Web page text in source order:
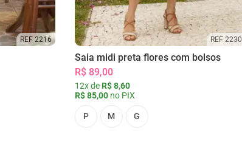
REF 2216 REF 2230
Saia midi preta flores com bolsos
R$ 89,00
12x de R$ 8,60
R$ 85,00no PIX
P M G